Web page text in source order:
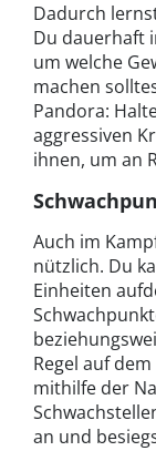
Dadurch
Du dauerhaft
um welche
machen
Pandora:
aggressiven
ihnen, um an
Auch im
nützlich. Du
Einheiten
Regel auf
mithilfe der
an und